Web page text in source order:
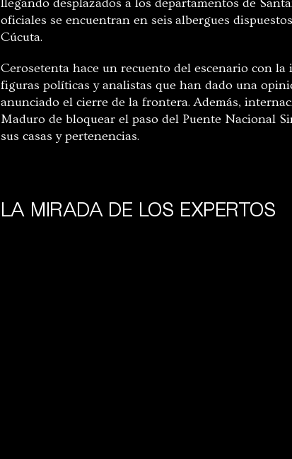
llegando desplazados a los departamentos de
oficiales se encuentran en seis albergues
Cúcuta.
Cerosetenta hace un recuento del escenario con
figuras políticas y analistas que han dado una
anunciado el cierre de la frontera. Además,
Maduro de bloquear el paso del Puente Nacional
sus casas y pertenencias.
LA MIRADA DE LOS EXPERTOS